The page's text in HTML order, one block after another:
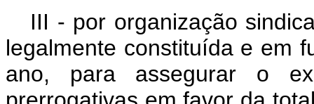
III - por organização
legalmente constituída e em
ano, para assegurar o